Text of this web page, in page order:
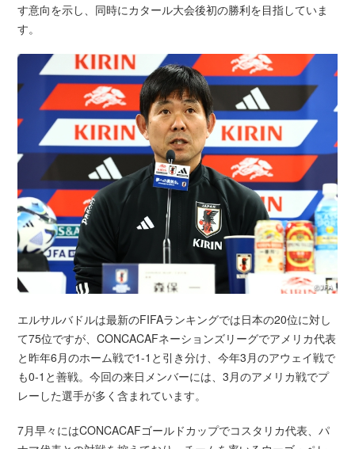
す意向を示し、同時にカタール大会後初の勝利を目指していま
す。
エルサルバドルは最新のFIFAランキングでは日本の20位に対し
て75位ですが、CONCACAFネーションズリーグでアメリカ代表
と昨年6月のホーム戦で1-1と引き分け、今年3月のアウェイ戦で
も0-1と善戦。今回の来日メンバーには、3月のアメリカ戦でプ
レーした選手が多く含まれています。
7月早々にはCONCACAFゴールドカップでコスタリカ代表、パ